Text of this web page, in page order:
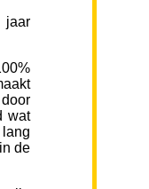
wat
de